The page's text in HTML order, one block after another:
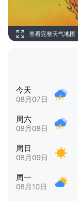
查看完整天气地图
今天
08月07日
周六
08月08日
周日
08月09日
周一
08月10日